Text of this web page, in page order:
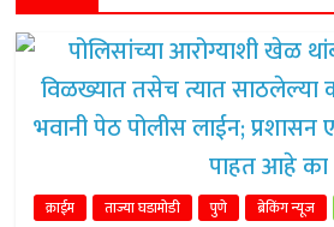
क्राईम ताज्या घडामोडी पुणे ब्रेकिंग न्यूज